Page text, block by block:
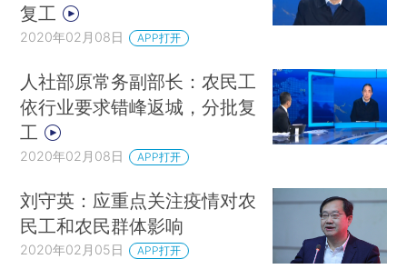
复工
2020年02月08日 APP打开
人社部原常务副部长：农民工
依行业要求错峰返城，分批复
工
2020年02月08日 APP打开
刘守英：应重点关注疫情对农
民工和农民群体影响
2020年02月05日 APP打开